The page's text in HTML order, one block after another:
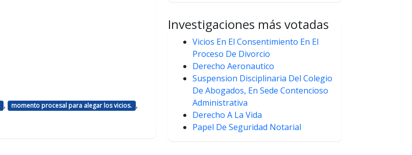
, momento procesal para alegar los vicios. ,
Investigaciones más votadas
Vicios En El Consentimiento En El
Proceso De Divorcio
Derecho Aeronautico
Suspension Disciplinaria Del Colegio
De Abogados, En Sede Contencioso
Administrativa
Derecho A La Vida
Papel De Seguridad Notarial